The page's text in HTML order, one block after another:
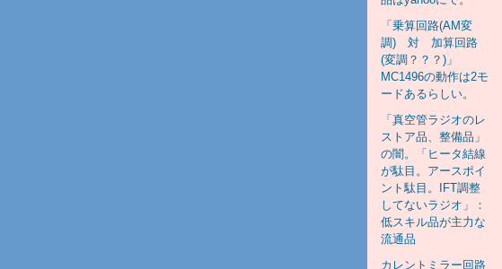
「乗算回路(AM変
調) 対 加算回路
(変調？？？)」
MC1496の動作は2モ
ードあるらしい。
「真空管ラジオのレ
ストア品、整備品」
の闇。「ヒータ結線
が駄目。アースポイ
ント駄目。IFT調整
してないラジオ」：
低スキル品が主力な
流通品
カレントミラー回路